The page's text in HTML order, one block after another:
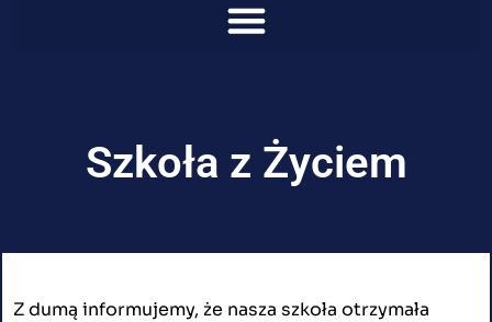
Szkoła z Życiem
Z dumą informujemy, że nasza szkoła otrzymała